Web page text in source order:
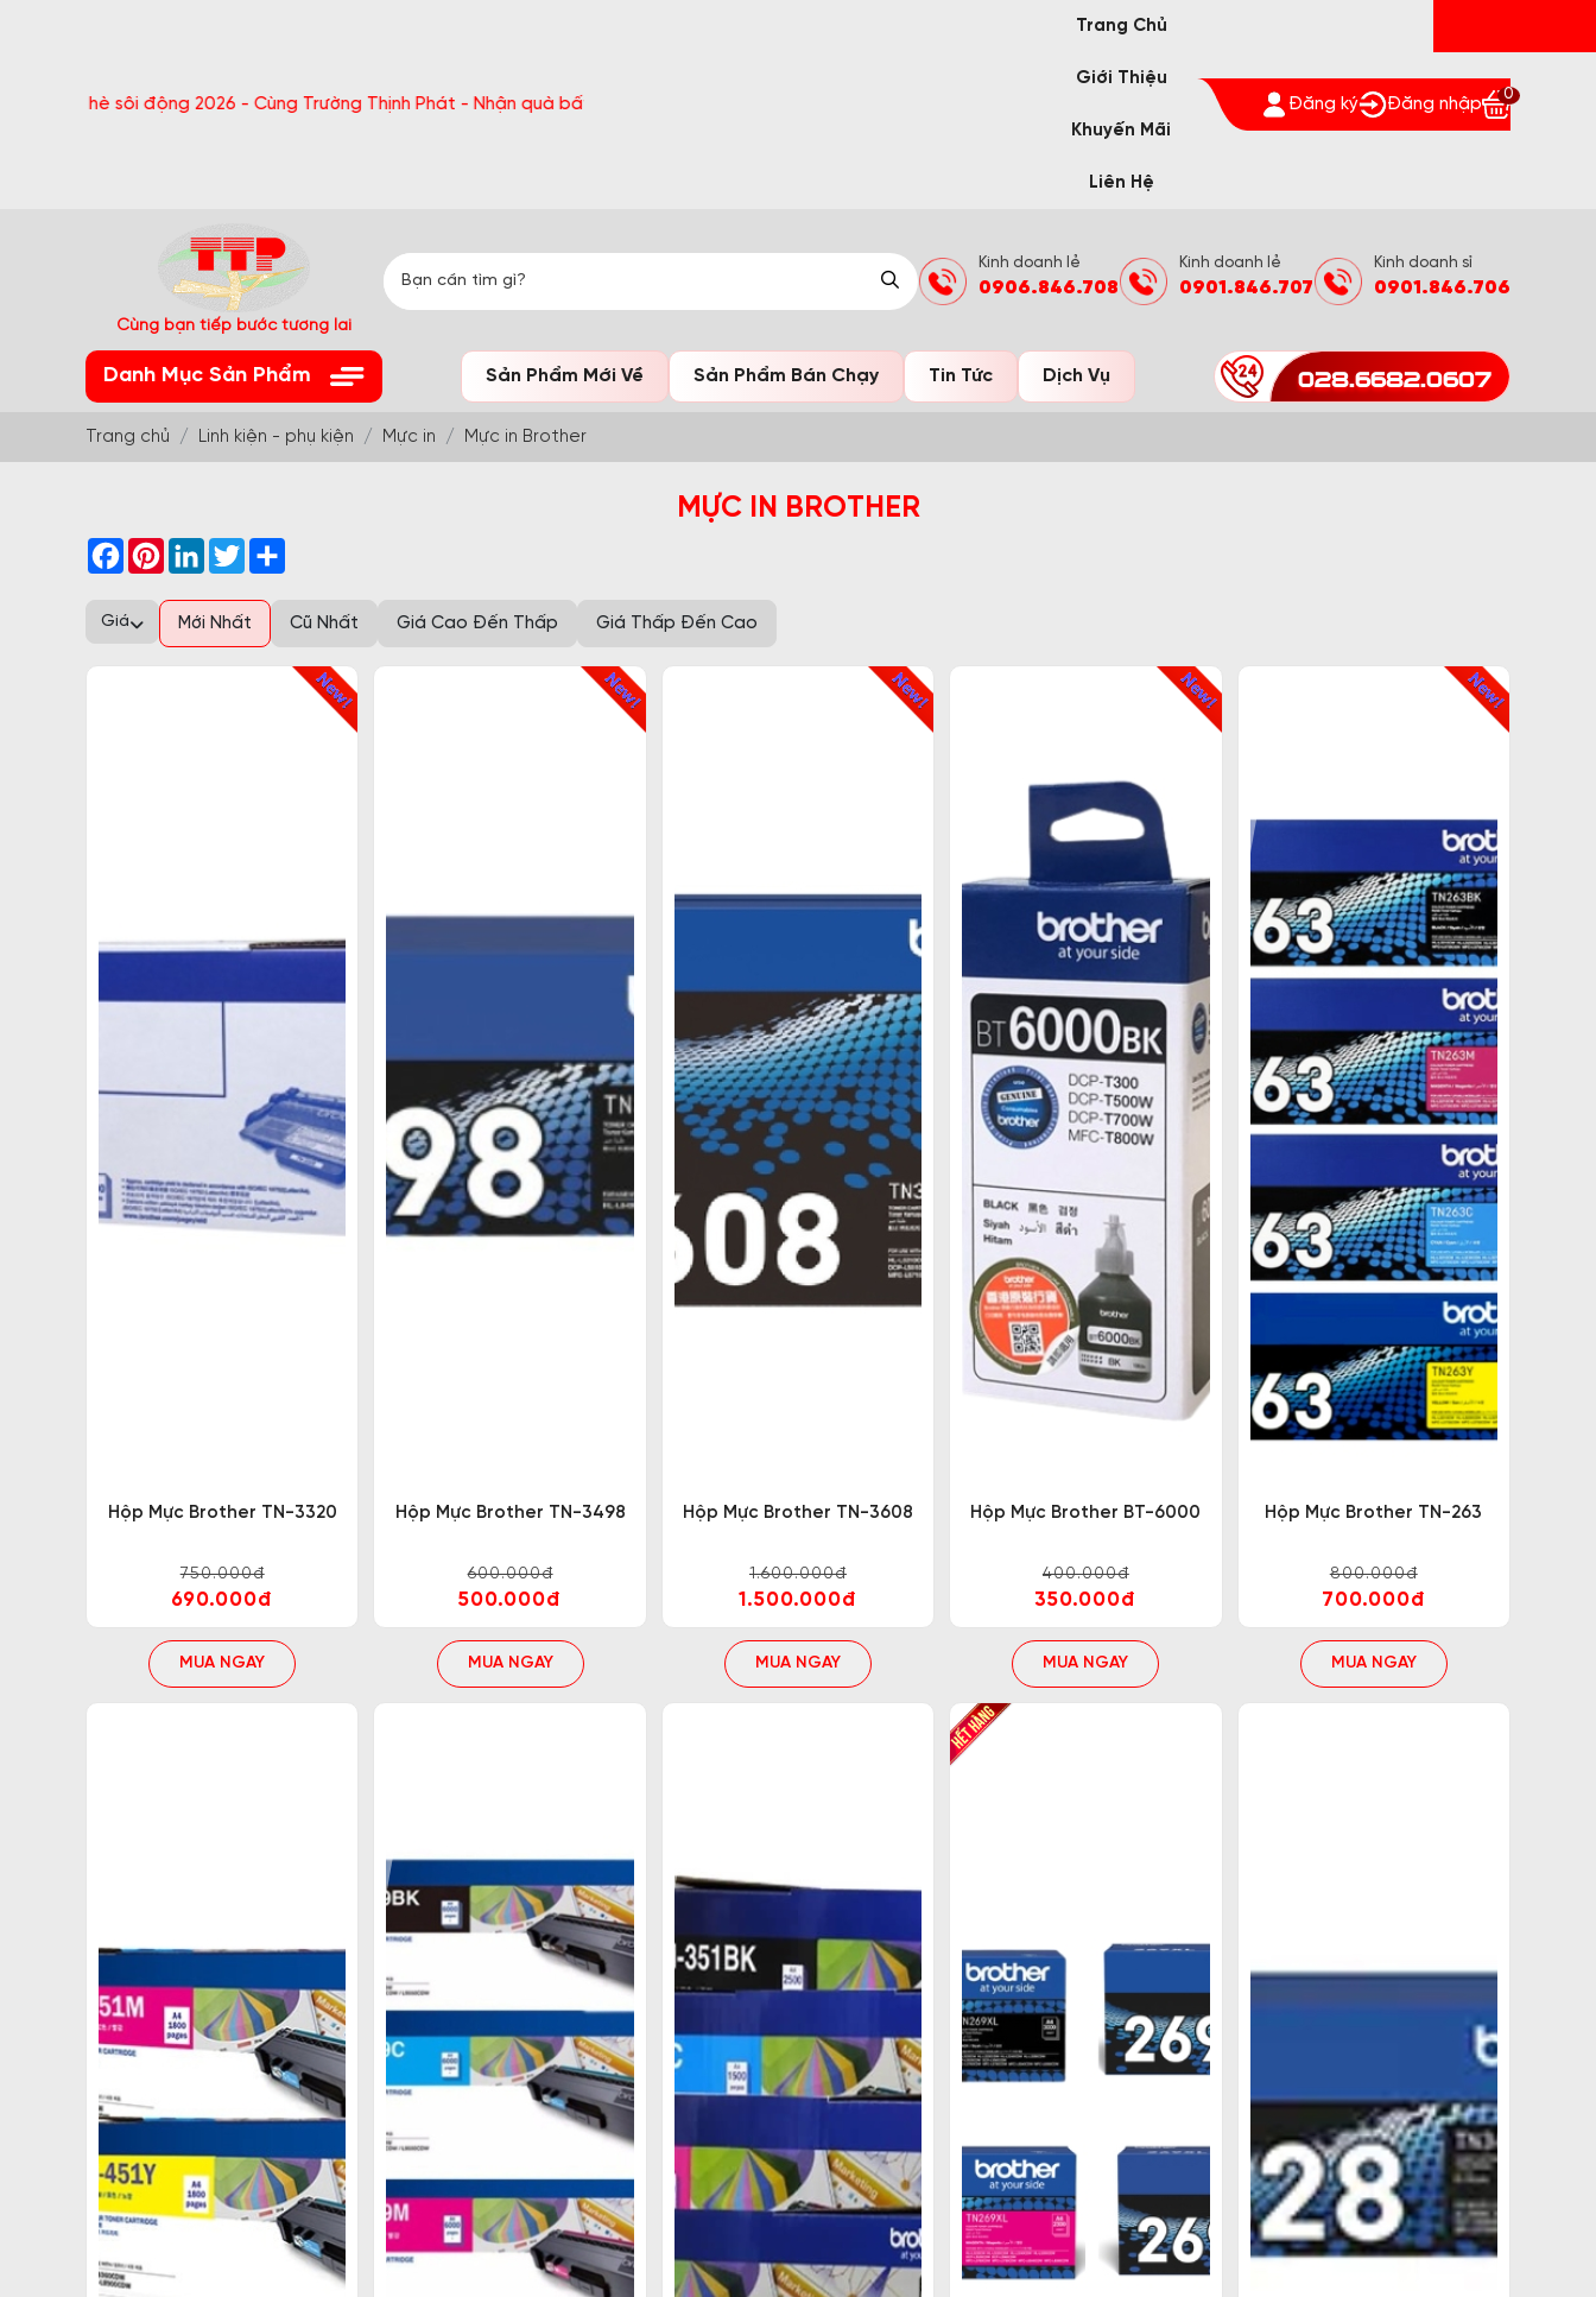
động 2026 - Cùng Trường Thịnh Phát - Nhận quà bất ngờ Đón Hè Sang chi tiết tại 'Khuyến Mãi'
Trang Chủ
Giới Thiệu
Khuyến Mãi
Liên Hệ
Đăng ký Đăng nhập
0
Cùng bạn tiếp bước tương lai
Kinh doanh lẻ
0906.846.708
Kinh doanh lẻ
0901.846.707
Kinh doanh sỉ
0901.846.706
Danh Mục Sản Phẩm Sản Phẩm Mới Về Sản Phẩm Bán Chạy Tin Tức Dịch Vụ 028.6682.0607
Trang chủ Linh kiện - phụ kiện Mực in Mực in Brother
MỰC IN BROTHER
Facebook
PinterestLinkedInTwitter
Giá Mới Nhất Cũ Nhất Giá Cao Đến Thấp Giá Thấp Đến Cao
Hộp Mực Brother TN-3320
750.000đ
690.000đ
MUA NGAY
Hộp Mực Brother TN-3498
600.000đ
500.000đ
MUA NGAY
Hộp Mực Brother TN-3608
1.600.000đ
1.500.000đ
MUA NGAY
Hộp Mực Brother BT-6000
400.000đ
350.000đ
MUA NGAY
Hộp Mực Brother TN-263
800.000đ
700.000đ
MUA NGAY